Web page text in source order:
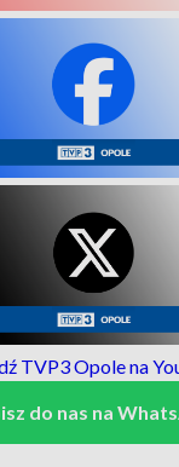
do nas na